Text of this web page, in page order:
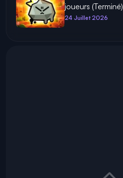
joueurs (Terminé)
24 Juillet 2026